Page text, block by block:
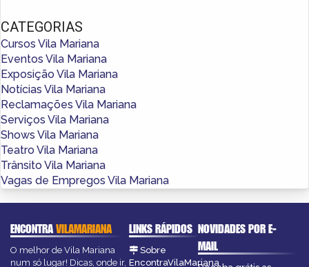
CATEGORIAS
Cursos Vila Mariana
Eventos Vila Mariana
Exposição Vila Mariana
Notícias Vila Mariana
Reclamações Vila Mariana
Serviços Vila Mariana
Shows Vila Mariana
Teatro Vila Mariana
Trânsito Vila Mariana
Vagas de Empregos Vila Mariana
ENCONTRAVILAMARIANA
O melhor de Vila Mariana
num só lugar! Dicas, onde ir,
LINKS RÁPIDOS
Sobre
EncontraVilaMariana
NOVIDADES POR E-
MAIL